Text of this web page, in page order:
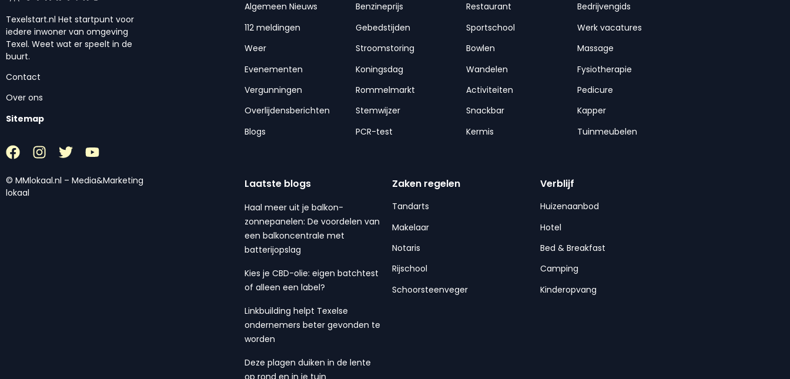
Texelstart.nl Het startpunt voor
iedere inwoner van omgeving
Texel. Weet wat er speelt in de
buurt.
Contact
Over ons
Sitemap
© MMlokaal.nl – Media&Marketing
lokaal
Algemeen Nieuws
112 meldingen
Weer
Evenementen
Vergunningen
Overlijdensberichten
Blogs
Benzineprijs
Gebedstijden
Stroomstoring
Koningsdag
Rommelmarkt
Stemwijzer
PCR-test
Restaurant
Sportschool
Bowlen
Wandelen
Activiteiten
Snackbar
Kermis
Bedrijvengids
Werk vacatures
Massage
Fysiotherapie
Pedicure
Kapper
Tuinmeubelen
Laatste blogs
Haal meer uit je balkon-
zonnepanelen: De voordelen van
een balkoncentrale met
batterijopslag
Kies je CBD-olie: eigen batchtest
of alleen een label?
Linkbuilding helpt Texelse
ondernemers beter gevonden te
worden
Deze plagen duiken in de lente
Zaken regelen
Tandarts
Makelaar
Notaris
Rijschool
Schoorsteenveger
Verblijf
Huizenaanbod
Hotel
Bed & Breakfast
Camping
Kinderopvang